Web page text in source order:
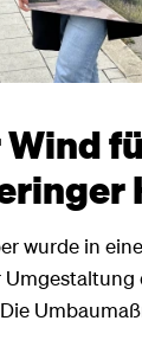
Wind
wurde in